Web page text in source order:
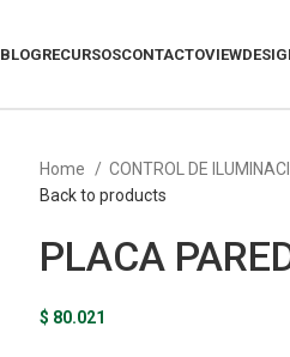
BLOGRECURSOSCONTACTO
Home
CONTROL DE
Back to products
PLACA
$ 80.021